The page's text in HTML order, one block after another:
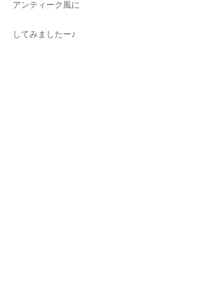
アンティーク風に
してみましたー♪